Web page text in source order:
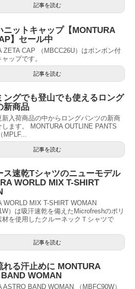
記事を読む
ニットキャップ【MONTURA
】セール中
ZETA CAP （MBCC26U）はボンボン付
ップです。
記事を読む
ングでも登山でも使えるロング
新商品
新入荷商品の中からロングパンツの新商
ます。 MONTURA OUTLINE PANTS
記事を読む
ス速乾Tシャツのニューモデル
WORLD MIX T-SHIRT
WORLD MIX T-SHIRT WOMAN
）は吸汗速乾を備えたMicrofreshのポリ
材を使用したクルーネックＴシャツで
記事を読む
れる汗止めに MONTURA
WOMAN
ASTRO BAND WOMAN （MBFC90W）